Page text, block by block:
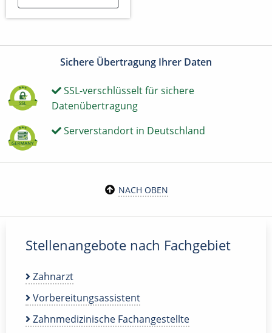
Sichere Übertragung Ihrer Daten
SSL-verschlüsselt für sichere
Datenübertragung
Serverstandort in Deutschland
NACH OBEN
Stellenangebote nach Fachgebiet
Zahnarzt
Vorbereitungsassistent
Zahnmedizinische Fachangestellte